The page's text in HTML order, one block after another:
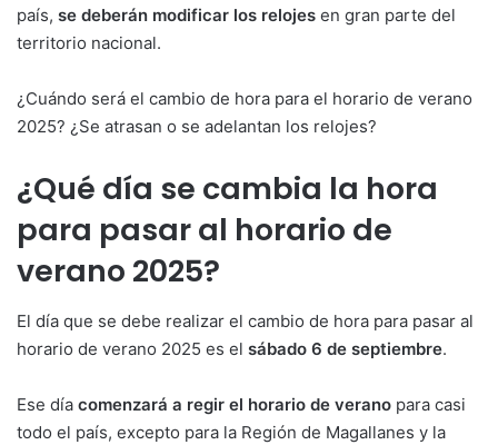
país, se deberán modificar los relojes en gran parte del
territorio nacional.
¿Cuándo será el cambio de hora para el horario de verano
2025? ¿Se atrasan o se adelantan los relojes?
¿Qué día se cambia la hora
para pasar al horario de
verano 2025?
El día que se debe realizar el cambio de hora para pasar al
horario de verano 2025 es el sábado 6 de septiembre.
Ese día comenzará a regir el horario de verano para casi
todo el país, excepto para la Región de Magallanes y la